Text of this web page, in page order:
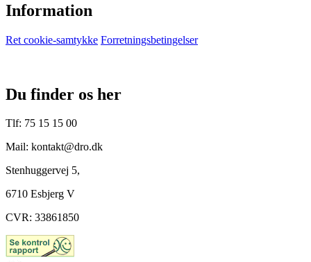
Information
Ret cookie-samtykke Forretningsbetingelser
Du finder os her
Tlf: 75 15 15 00
Mail: kontakt@dro.dk
Stenhuggervej 5,
6710 Esbjerg V
CVR: 33861850